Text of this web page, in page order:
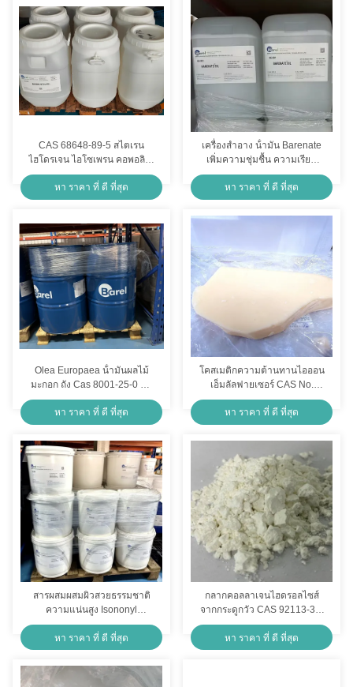
CAS 68648-89-5 สไตเรน
ไฮโดรเจน ไอโซเพรน คอพอลิเม
อร์ในเครื่องสําอาง
หา ราคา ที่ ดี ที่สุด
เครื่องสําอาง น้ํามัน Barenate
เพิ่มความชุ่มชื้น ความเรียบ
เนียน สินค้าดิบ เครื่องสําอาง
หา ราคา ที่ ดี ที่สุด
Olea Europaea น้ํามันผลไม้
มะกอก ถัง Cas 8001-25-0 น้ํา
มันเหลือง
หา ราคา ที่ ดี ที่สุด
โคสเมติกความต้านทานไอออน
เอ็มลัลฟายเซอร์ CAS No.
68239-42-9 Baremul SQE-21
หา ราคา ที่ ดี ที่สุด
สารผสมผสมผิวสวยธรรมชาติ
ความแน่นสูง Isononyl
Isononanoate Bentonite
หา ราคา ที่ ดี ที่สุด
กลากคอลลาเจนไฮดรอลไซส์
จากกระดูกวัว CAS 92113-31-
0 พลังสีขาว
หา ราคา ที่ ดี ที่สุด